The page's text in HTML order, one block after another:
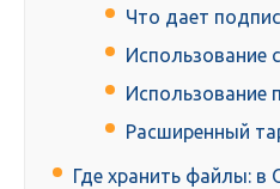
Что дает
Использование
Использование
Расширенный
Где хранить файлы: в